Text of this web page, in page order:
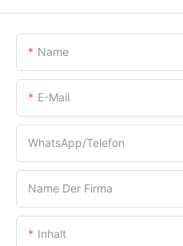
Name
E-Mail
WhatsApp/Telefon
Name Der Firma
Inhalt